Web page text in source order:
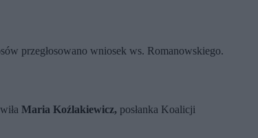
przegłosowano wniosek ws. Romanowskiego.
Maria Koźlakiewicz, posłanka Koalicji